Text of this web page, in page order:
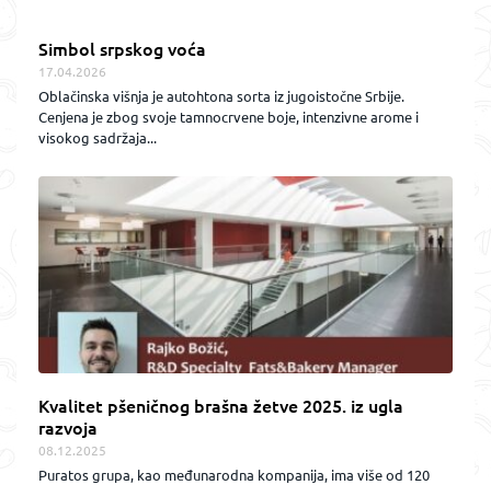
Simbol srpskog voća
17.04.2026
Oblačinska višnja je autohtona sorta iz jugoistočne Srbije.
Cenjena je zbog svoje tamnocrvene boje, intenzivne arome i
visokog sadržaja...
Kvalitet pšeničnog brašna žetve 2025. iz ugla
razvoja
08.12.2025
Puratos grupa, kao međunarodna kompanija, ima više od 120